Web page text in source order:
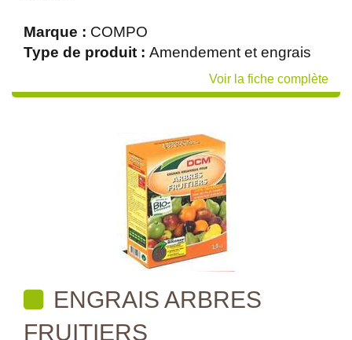
Marque : COMPO
Type de produit : Amendement et engrais
Voir la fiche complète
ENGRAIS ARBRES
FRUITIERS